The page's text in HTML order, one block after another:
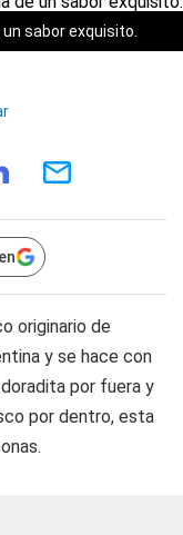
sabor exquisito.
originario de
y se hace con
por fuera y
por dentro, esta